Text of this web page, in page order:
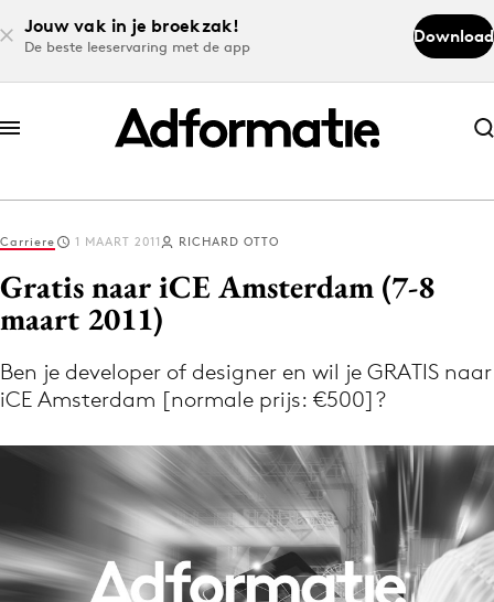
Jouw vak in je broekzak!
De beste leeservaring met de app
Download
Abonneer nu
Abonneer nu
Log in
Volg het laatste nieuws via de Adformatie
Nieuws app
Menu
Carriere 1 MAART 2011 RICHARD OTTO
Gratis naar iCE Amsterdam (7-8
maart 2011)
Ben je developer of designer en wil je GRATIS naar
iCE Amsterdam [normale prijs: €500]?